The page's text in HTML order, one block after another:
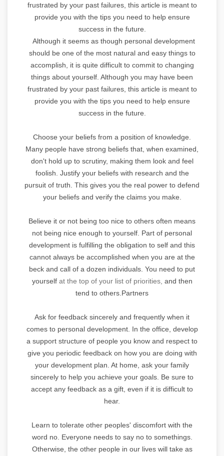
frustrated by your past failures, this article is meant to
provide you with the tips you need to help ensure
success in the future.
Although it seems as though personal development
should be one of the most natural and easy things to
accomplish, it is quite difficult to commit to changing
things about yourself. Although you may have been
frustrated by your past failures, this article is meant to
provide you with the tips you need to help ensure
success in the future.
Choose your beliefs from a position of knowledge.
Many people have strong beliefs that, when examined,
don't hold up to scrutiny, making them look and feel
foolish. Justify your beliefs with research and the
pursuit of truth. This gives you the real power to defend
your beliefs and verify the claims you make.
Believe it or not being too nice to others often means
not being nice enough to yourself. Part of personal
development is fulfilling the obligation to self and this
cannot always be accomplished when you are at the
beck and call of a dozen individuals. You need to put
yourself at the top of your list of priorities, and then
tend to others.Partners
Ask for feedback sincerely and frequently when it
comes to personal development. In the office, develop
a support structure of people you know and respect to
give you periodic feedback on how you are doing with
your development plan. At home, ask your family
sincerely to help you achieve your goals. Be sure to
accept any feedback as a gift, even if it is difficult to
hear.
Learn to tolerate other peoples' discomfort with the
word no. Everyone needs to say no to somethings.
Otherwise, the other people in our lives will take as